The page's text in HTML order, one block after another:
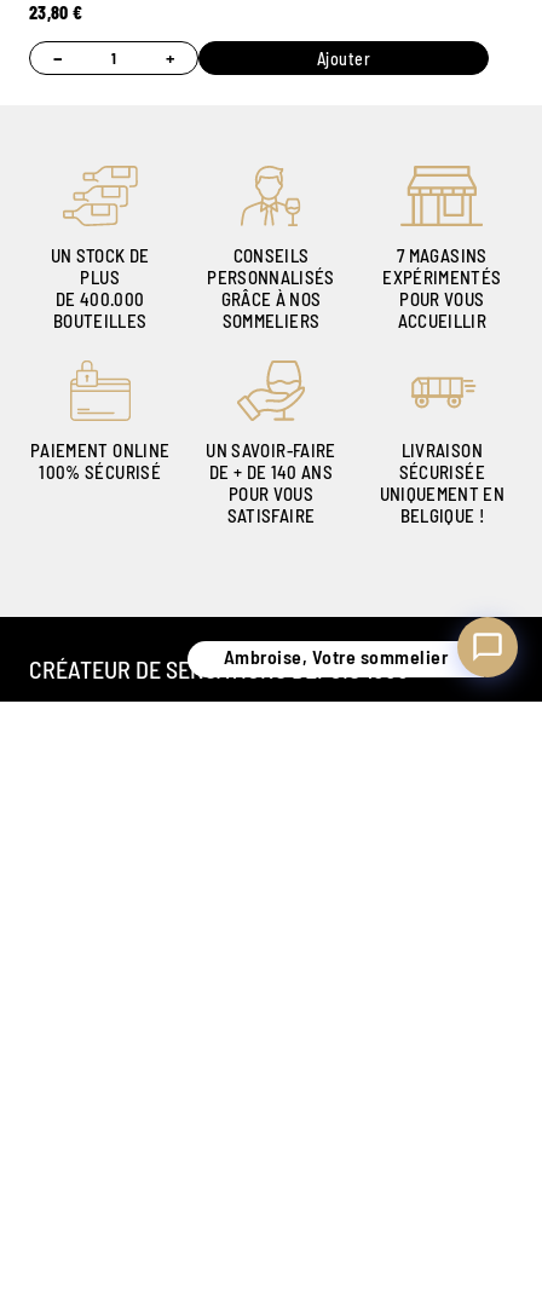
23,80€
− + Ajouter
UN STOCK DE
PLUS
DE 400.000
BOUTEILLES
CONSEILS
PERSONNALISÉS
GRÂCE À NOS
SOMMELIERS
7 MAGASINS
EXPÉRIMENTÉS
POUR VOUS
ACCUEILLIR
PAIEMENT ONLINE
100% SÉCURISÉ
UN SAVOIR-FAIRE
DE + DE 140 ANS
POUR VOUS
SATISFAIRE
LIVRAISON
SÉCURISÉE
UNIQUEMENT EN
BELGIQUE !
CRÉATEUR DE SENSATIONS DEPUIS 1886
Ambroise, Votre sommelier
Ambroise, Votre sommelier
Disponible pour vous conseiller